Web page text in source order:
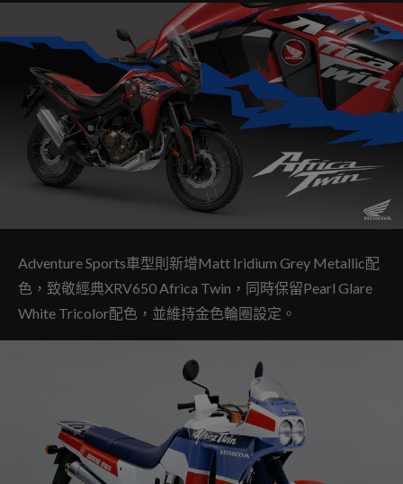
Adventure Sports車型則新增Matt Iridium Grey Metallic配
色，致敬經典XRV650 Africa Twin，同時保留Pearl Glare
White Tricolor配色，並維持金色輪圈設定。